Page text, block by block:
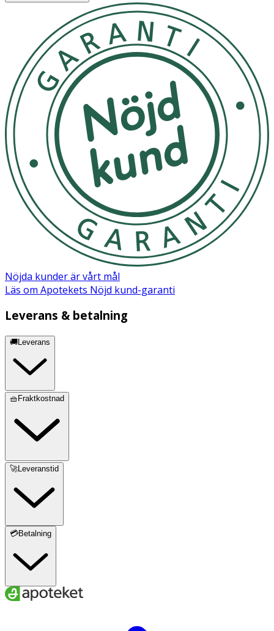
OK för gravida och ammande:
Nöjda kunder är vårt mål
Läs om Apotekets Nöjd kund-garanti
Leverans & betalning
🚚Leverans
🧺Fraktkostnad
🚀Leveranstid
💳Betalning